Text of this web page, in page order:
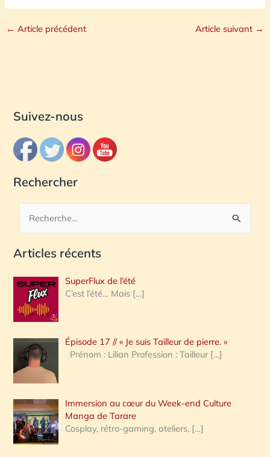
← Article précédent Article suivant →
Suivez-nous
Rechercher
c
e
r
c
h
e
:
Articles récents
SuperFlux de l’été
C’est l’été… Mais […]
Épisode 17 // « Je suis Tailleur de pierre. »
Prénom : Lilian Profession : Tailleur […]
Immersion au cœur du Week-end Culture
Manga de Tarare
Cosplay, rétro-gaming, ateliers, […]